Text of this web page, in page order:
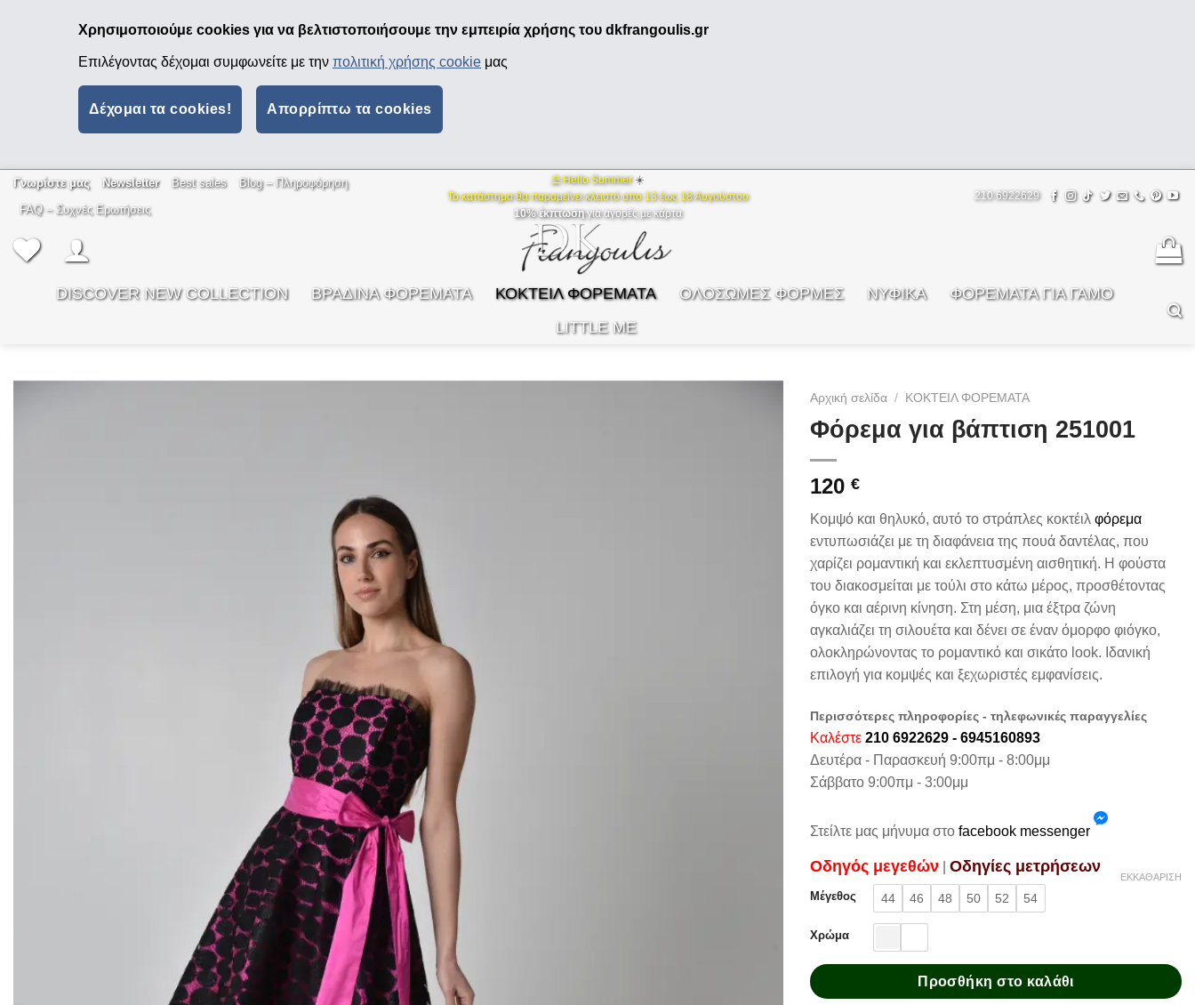
Χρησιμοποιούμε cookies για να βελτιστοποιήσουμε την εμπειρία χρήσης του dkfrangoulis.gr
Επιλέγοντας δέχομαι συμφωνείτε με την πολιτική χρήσης cookie μας
Δέχομαι τα cookies! Απορρίπτω τα cookies
Μετάβαση
Γνωρίστε μας Newsletter Best sales
Βlog – Πληροφόρηση
FAQ – Συχνές Ερωτήσεις
⛱ Hello Summer ☀️
Το κατάστημα θα παραμείνει κλειστό απο 13 έως 18 Αυγούστου
10% έκπτωσηγια αγορές με κάρτα
210 6922629
DISCOVER NEW COLLECTION ΒΡΑΔΙΝΑ ΦΟΡΕΜΑΤΑ ΚΟΚΤΕΙΛ ΦΟΡΕΜΑΤΑ ΟΛΟΣΩΜΕΣ ΦΟΡΜΕΣ ΝΥΦΙΚΑ
ΦOΡΕΜΑΤΑ ΓΙΑ ΓΑΜΟ
LITTLE ME
Αρχική σελίδα / ΚΟΚΤΕΙΛ ΦΟΡΕΜΑΤΑ
Φόρεμα για βάπτιση 251001
120 €
Κομψό και θηλυκό, αυτό το στράπλες κοκτέιλ φόρεμα
εντυπωσιάζει με τη διαφάνεια της πουά δαντέλας, που
χαρίζει ρομαντική και εκλεπτυσμένη αισθητική. Η φούστα
του διακοσμείται με τούλι στο κάτω μέρος, προσθέτοντας
όγκο και αέρινη κίνηση. Στη μέση, μια έξτρα ζώνη
αγκαλιάζει τη σιλουέτα και δένει σε έναν όμορφο φιόγκο,
ολοκληρώνοντας το ρομαντικό και σικάτο look. Ιδανική
επιλογή για κομψές και ξεχωριστές εμφανίσεις.
Περισσότερες πληροφορίες - τηλεφωνικές παραγγελίες
Καλέστε 210 6922629 - 6945160893
Δευτέρα - Παρασκευή 9:00πμ - 8:00μμ
Σάββατο 9:00πμ - 3:00μμ
Στείλτε μας μήνυμα στο facebook messenger
Oδηγός μεγεθών Oδηγίες μετρήσεων
Μέγεθος 44 46 48 50 52 54
Χρώμα
ΕΚΚΑΘΆΡΙΣΗ
Προσθήκη στο καλάθι